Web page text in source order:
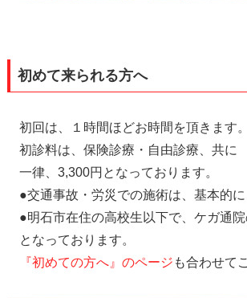
初めて来られる方へ
初回は、１時間ほどお時間を頂きます。
初診料は、保険診療・自由診療、共に
一律、3,300円となっております。
●交通事故・労災での施術は、基本的に
●明石市在住の高校生以下で、ケガ通院
となっております。
『初めての方へ』のページ も合わせて